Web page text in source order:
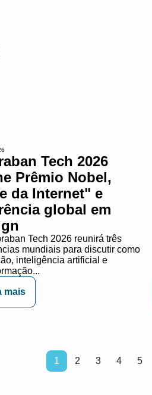
Tech 2026
Prêmio Nobel,
da Internet" e
global em
Tech 2026 reunirá três
mundiais para discutir como
inteligência artificial e
mais
1 2 3 4 5